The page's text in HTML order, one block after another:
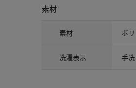
素材
素材 ポ
洗濯表示 手